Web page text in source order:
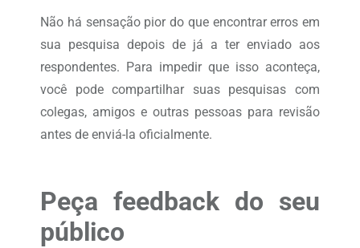
Não há sensação pior do que encontrar erros em
sua pesquisa depois de já a ter enviado aos
respondentes. Para impedir que isso aconteça,
você pode compartilhar suas pesquisas com
colegas, amigos e outras pessoas para revisão
antes de enviá-la oficialmente.
Peça feedback do seu
público